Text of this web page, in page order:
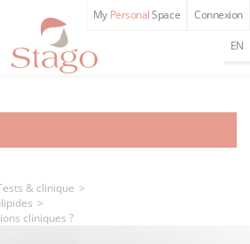
My PersonalSpace Connexion
EN
& clinique
cliniques ?